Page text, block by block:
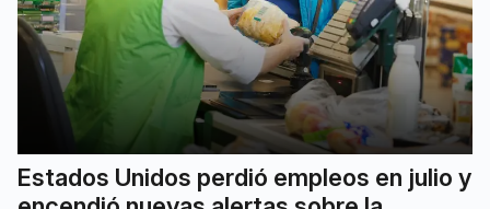
Estados Unidos perdió empleos en julio y